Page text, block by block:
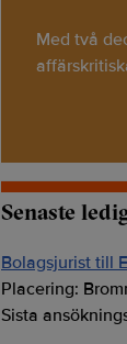
Med två
Senaste
Bolagsjurist till
Placering:
Sista